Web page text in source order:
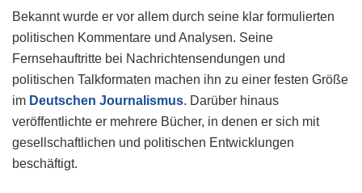
Bekannt wurde er vor allem durch seine klar formulierten
politischen Kommentare und Analysen. Seine
Fernsehauftritte bei Nachrichtensendungen und
politischen Talkformaten machen ihn zu einer festen Größe
im Deutschen Journalismus. Darüber hinaus
veröffentlichte er mehrere Bücher, in denen er sich mit
gesellschaftlichen und politischen Entwicklungen
beschäftigt.